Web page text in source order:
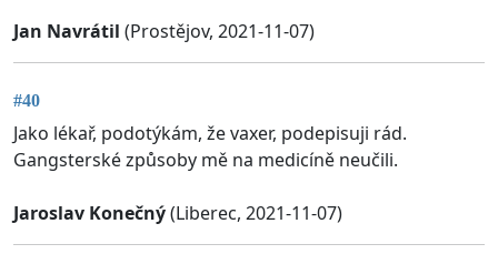
Jan Navrátil (Prostějov, 2021-11-07)
#40
Jako lékař, podotýkám, že vaxer, podepisuji rád.
Gangsterské způsoby mě na medicíně neučili.
Jaroslav Konečný(Liberec, 2021-11-07)